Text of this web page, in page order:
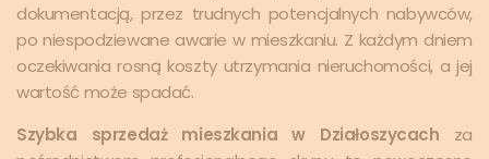
dokumentacją, przez trudnych potencjalnych nabywców,
po niespodziewane awarie w mieszkaniu. Z każdym dniem
oczekiwania rosną koszty utrzymania nieruchomości, a jej
wartość może spadać.
Szybka sprzedaż mieszkania w Działoszycach za